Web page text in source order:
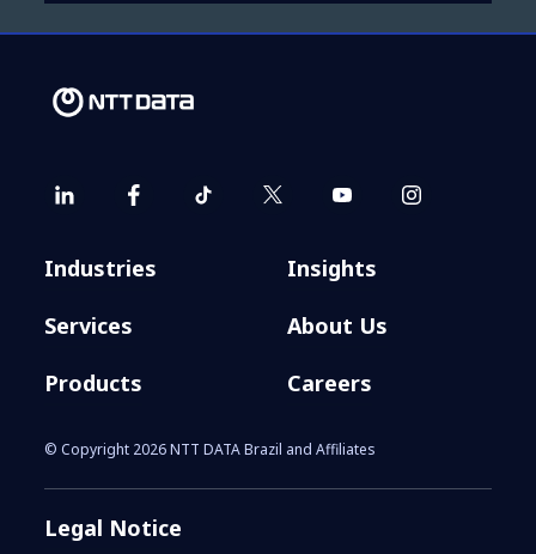
Industries
Services
Products
Insights
About Us
Careers
© Copyright 2026 NTT DATA Brazil and Affiliates
Legal Notice